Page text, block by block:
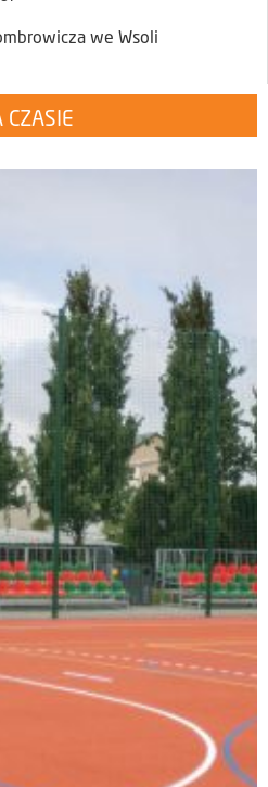
we Wsoli
CZASIE